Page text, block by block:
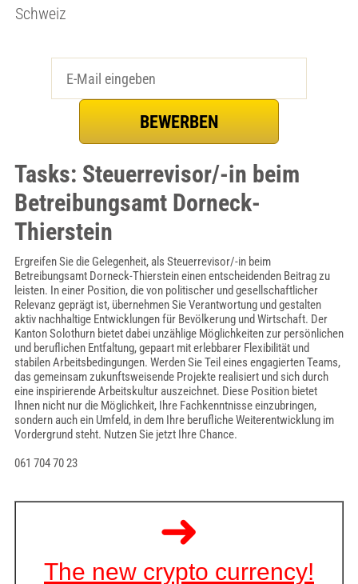
Schweiz
Tasks: Steuerrevisor/-in beim
Betreibungsamt Dorneck-
Thierstein
Ergreifen Sie die Gelegenheit, als Steuerrevisor/-in beim
Betreibungsamt Dorneck-Thierstein einen entscheidenden Beitrag zu
leisten. In einer Position, die von politischer und gesellschaftlicher
Relevanz geprägt ist, übernehmen Sie Verantwortung und gestalten
aktiv nachhaltige Entwicklungen für Bevölkerung und Wirtschaft. Der
Kanton Solothurn bietet dabei unzählige Möglichkeiten zur persönlichen
und beruflichen Entfaltung, gepaart mit erlebbarer Flexibilität und
stabilen Arbeitsbedingungen. Werden Sie Teil eines engagierten Teams,
das gemeinsam zukunftsweisende Projekte realisiert und sich durch
eine inspirierende Arbeitskultur auszeichnet. Diese Position bietet
Ihnen nicht nur die Möglichkeit, Ihre Fachkenntnisse einzubringen,
sondern auch ein Umfeld, in dem Ihre berufliche Weiterentwicklung im
Vordergrund steht. Nutzen Sie jetzt Ihre Chance.
061 704 70 23